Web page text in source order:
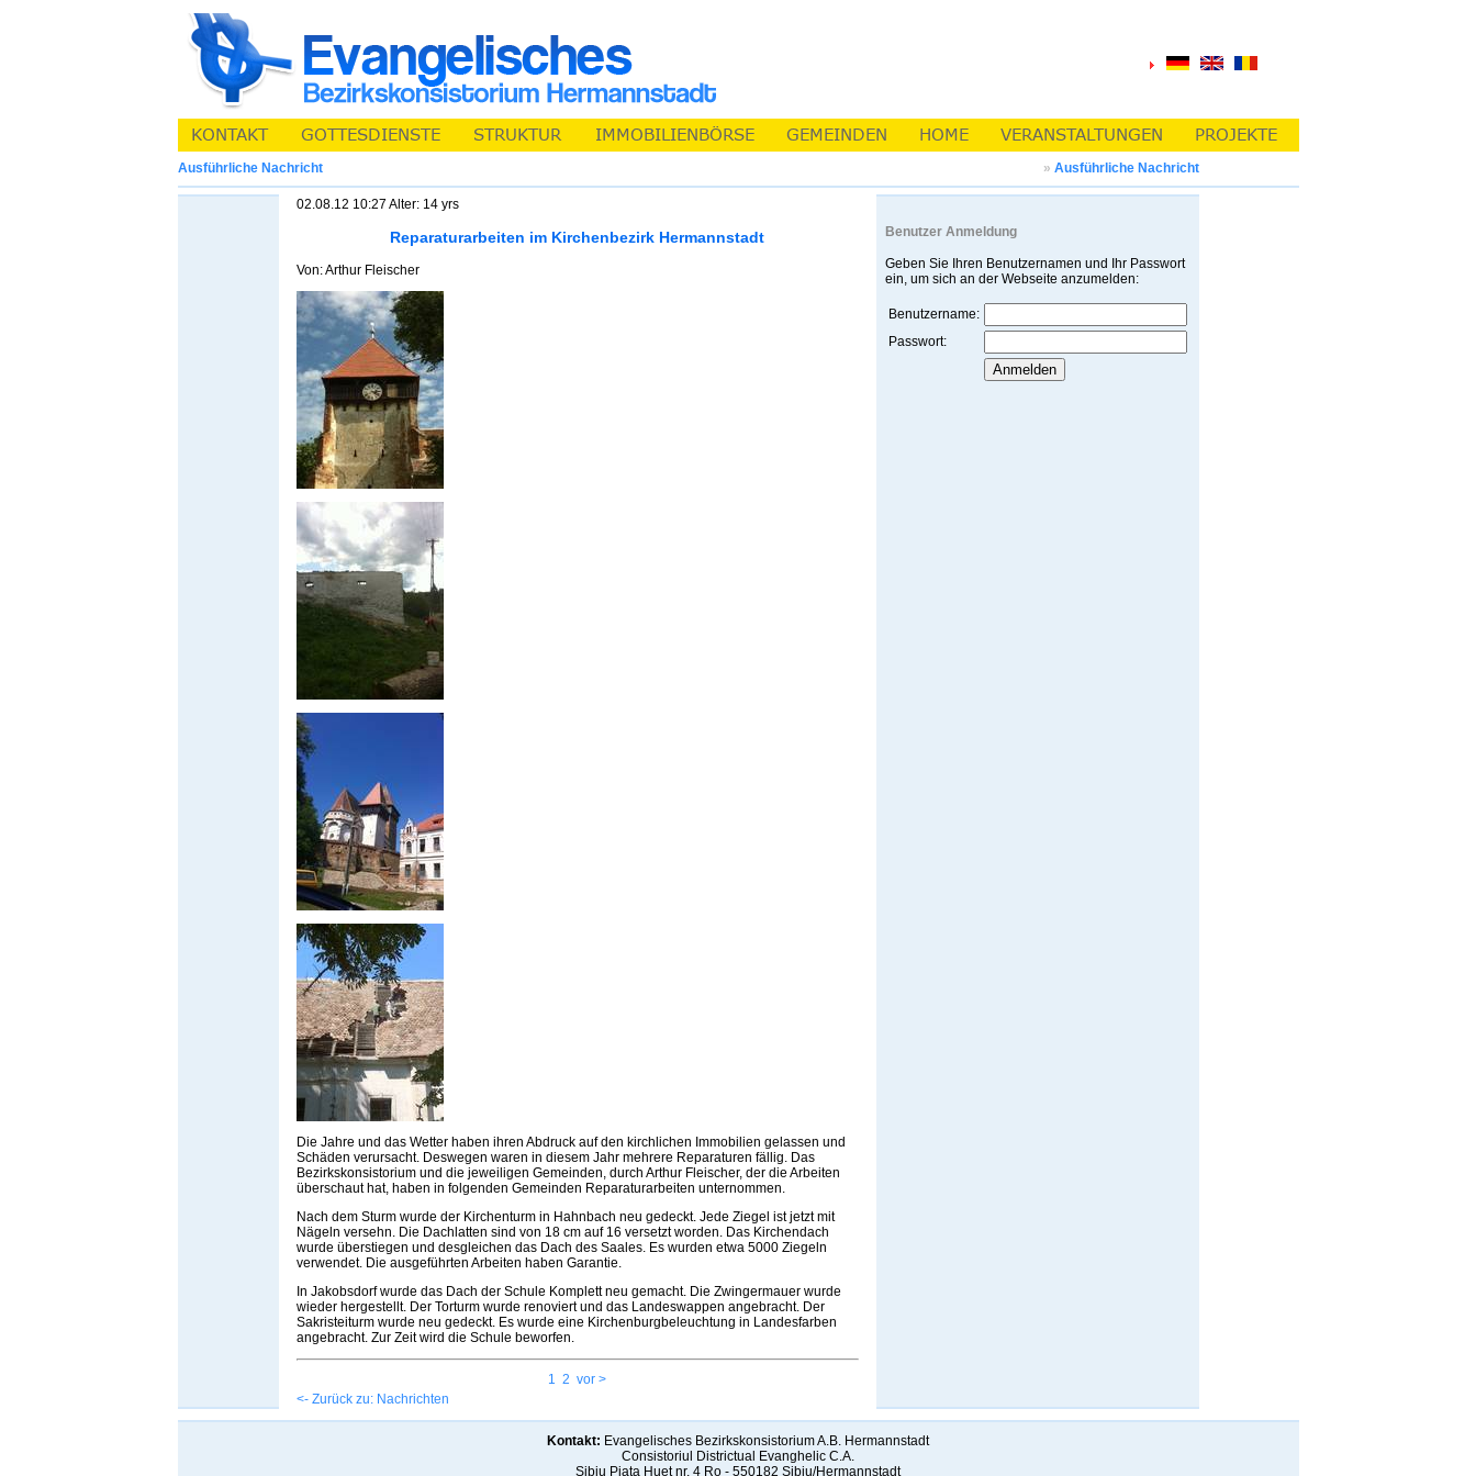
Ausführliche Nachricht » Ausführliche Nachricht
02.08.12 10:27 Alter: 14 yrs
Reparaturarbeiten im Kirchenbezirk Hermannstadt
Von: Arthur Fleischer
Die Jahre und das Wetter haben ihren Abdruck auf den kirchlichen Immobilien gelassen und
Schäden verursacht. Deswegen waren in diesem Jahr mehrere Reparaturen fällig. Das
Bezirkskonsistorium und die jeweiligen Gemeinden, durch Arthur Fleischer, der die Arbeiten
überschaut hat, haben in folgenden Gemeinden Reparaturarbeiten unternommen.
Nach dem Sturm wurde der Kirchenturm in Hahnbach neu gedeckt. Jede Ziegel ist jetzt mit
Nägeln versehn. Die Dachlatten sind von 18 cm auf 16 versetzt worden. Das Kirchendach
wurde überstiegen und desgleichen das Dach des Saales. Es wurden etwa 5000 Ziegeln
verwendet. Die ausgeführten Arbeiten haben Garantie.
In Jakobsdorf wurde das Dach der Schule Komplett neu gemacht. Die Zwingermauer wurde
wieder hergestellt. Der Torturm wurde renoviert und das Landeswappen angebracht. Der
Sakristeiturm wurde neu gedeckt. Es wurde eine Kirchenburgbeleuchtung in Landesfarben
angebracht. Zur Zeit wird die Schule beworfen.
1 2 vor >
<- Zurück zu: Nachrichten
Benutzer Anmeldung
Geben Sie Ihren Benutzernamen und Ihr Passwort
ein, um sich an der Webseite anzumelden:
Benutzername:
Passwort:
Kontakt: Evangelisches Bezirkskonsistorium A.B. Hermannstadt
Consistoriul Districtual Evanghelic C.A.
Sibiu Piaţa Huet nr. 4 Ro - 550182 Sibiu/Hermannstadt